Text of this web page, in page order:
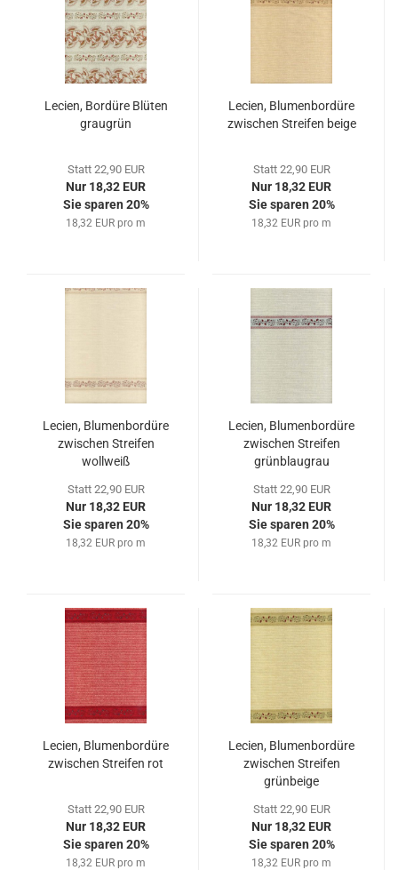
Lecien, Bordüre Blüten
graugrün
Statt 22,90 EUR
Nur 18,32 EUR
Sie sparen 20%
18,32 EUR pro m
Lecien, Blumenbordüre
zwischen Streifen beige
Statt 22,90 EUR
Nur 18,32 EUR
Sie sparen 20%
18,32 EUR pro m
Lecien, Blumenbordüre
zwischen Streifen
wollweiß
Statt 22,90 EUR
Nur 18,32 EUR
Sie sparen 20%
18,32 EUR pro m
Lecien, Blumenbordüre
zwischen Streifen
grünblaugrau
Statt 22,90 EUR
Nur 18,32 EUR
Sie sparen 20%
18,32 EUR pro m
Lecien, Blumenbordüre
zwischen Streifen rot
Statt 22,90 EUR
Nur 18,32 EUR
Sie sparen 20%
18,32 EUR pro m
Lecien, Blumenbordüre
zwischen Streifen
grünbeige
Statt 22,90 EUR
Nur 18,32 EUR
Sie sparen 20%
18,32 EUR pro m